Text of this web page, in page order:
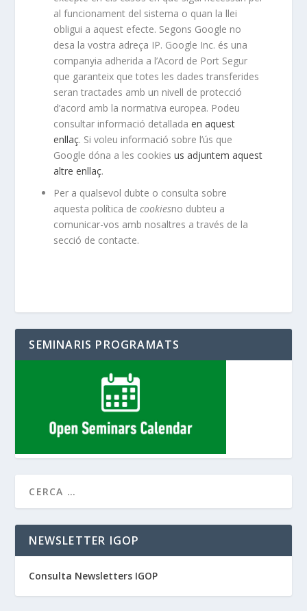
al funcionament del sistema o quan la llei
obligui a aquest efecte. Segons Google no
desa la vostra adreça IP. Google Inc. és una
companyia adherida a l’Acord de Port Segur
que garanteix que totes les dades transferides
seran tractades amb un nivell de protecció
d’acord amb la normativa europea. Podeu
consultar informació detalladaen aquest
enllaç. Si voleu informació sobre l’ús que
Google dóna a les cookiesus adjuntem aquest
altre enllaç.
Per a qualsevol dubte o consulta sobre
aquesta política decookiesno dubteu a
comunicar-vos amb nosaltres a través de la
secció de contacte.
SEMINARIS PROGRAMATS
NEWSLETTER IGOP
Consulta Newsletters IGOP